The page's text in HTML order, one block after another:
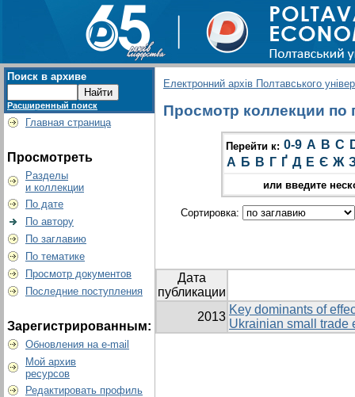
Поиск в архиве
Расширенный поиск
Главная страница
Просмотреть
Разделы
и коллекции
По дате
По автору
По заглавию
По тематике
Просмотр документов
Последние поступления
Зарегистрированным:
Обновления на e-mail
Мой архив
ресурсов
Редактировать профиль
Електронний архів Полтавського
Просмотр коллекции по
Перейти к: 0-9 A B C
А Б В Г Ґ Д Е Є Ж
или введите
Сортировка:
Дата
публикации
2013
Key dominants of
Ukrainian small trade